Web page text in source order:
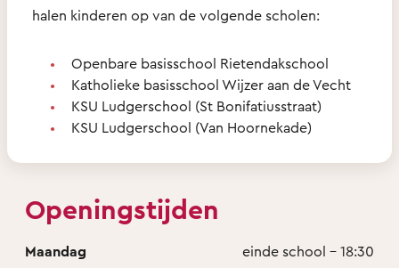
halen kinderen op van de volgende scholen:
Openbare basisschool Rietendakschool
Katholieke basisschool Wijzer aan de Vecht
KSU Ludgerschool (St Bonifatiusstraat)
KSU Ludgerschool (Van Hoornekade)
Openingstijden
Maandag einde school - 18:30